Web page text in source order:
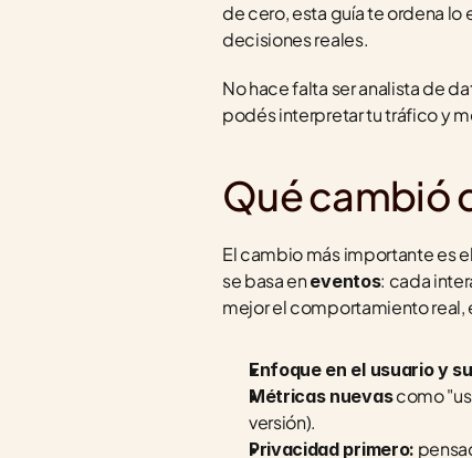
de cero, esta guía te ordena
decisiones reales.
No hace falta ser analista de
podés interpretar tu tráfico y
Qué cambió
El cambio más importante es
se basa en eventos: cada
mejor el comportamiento
Enfoque en el usuario y
Métricas nuevas como
versión).
Privacidad primero: